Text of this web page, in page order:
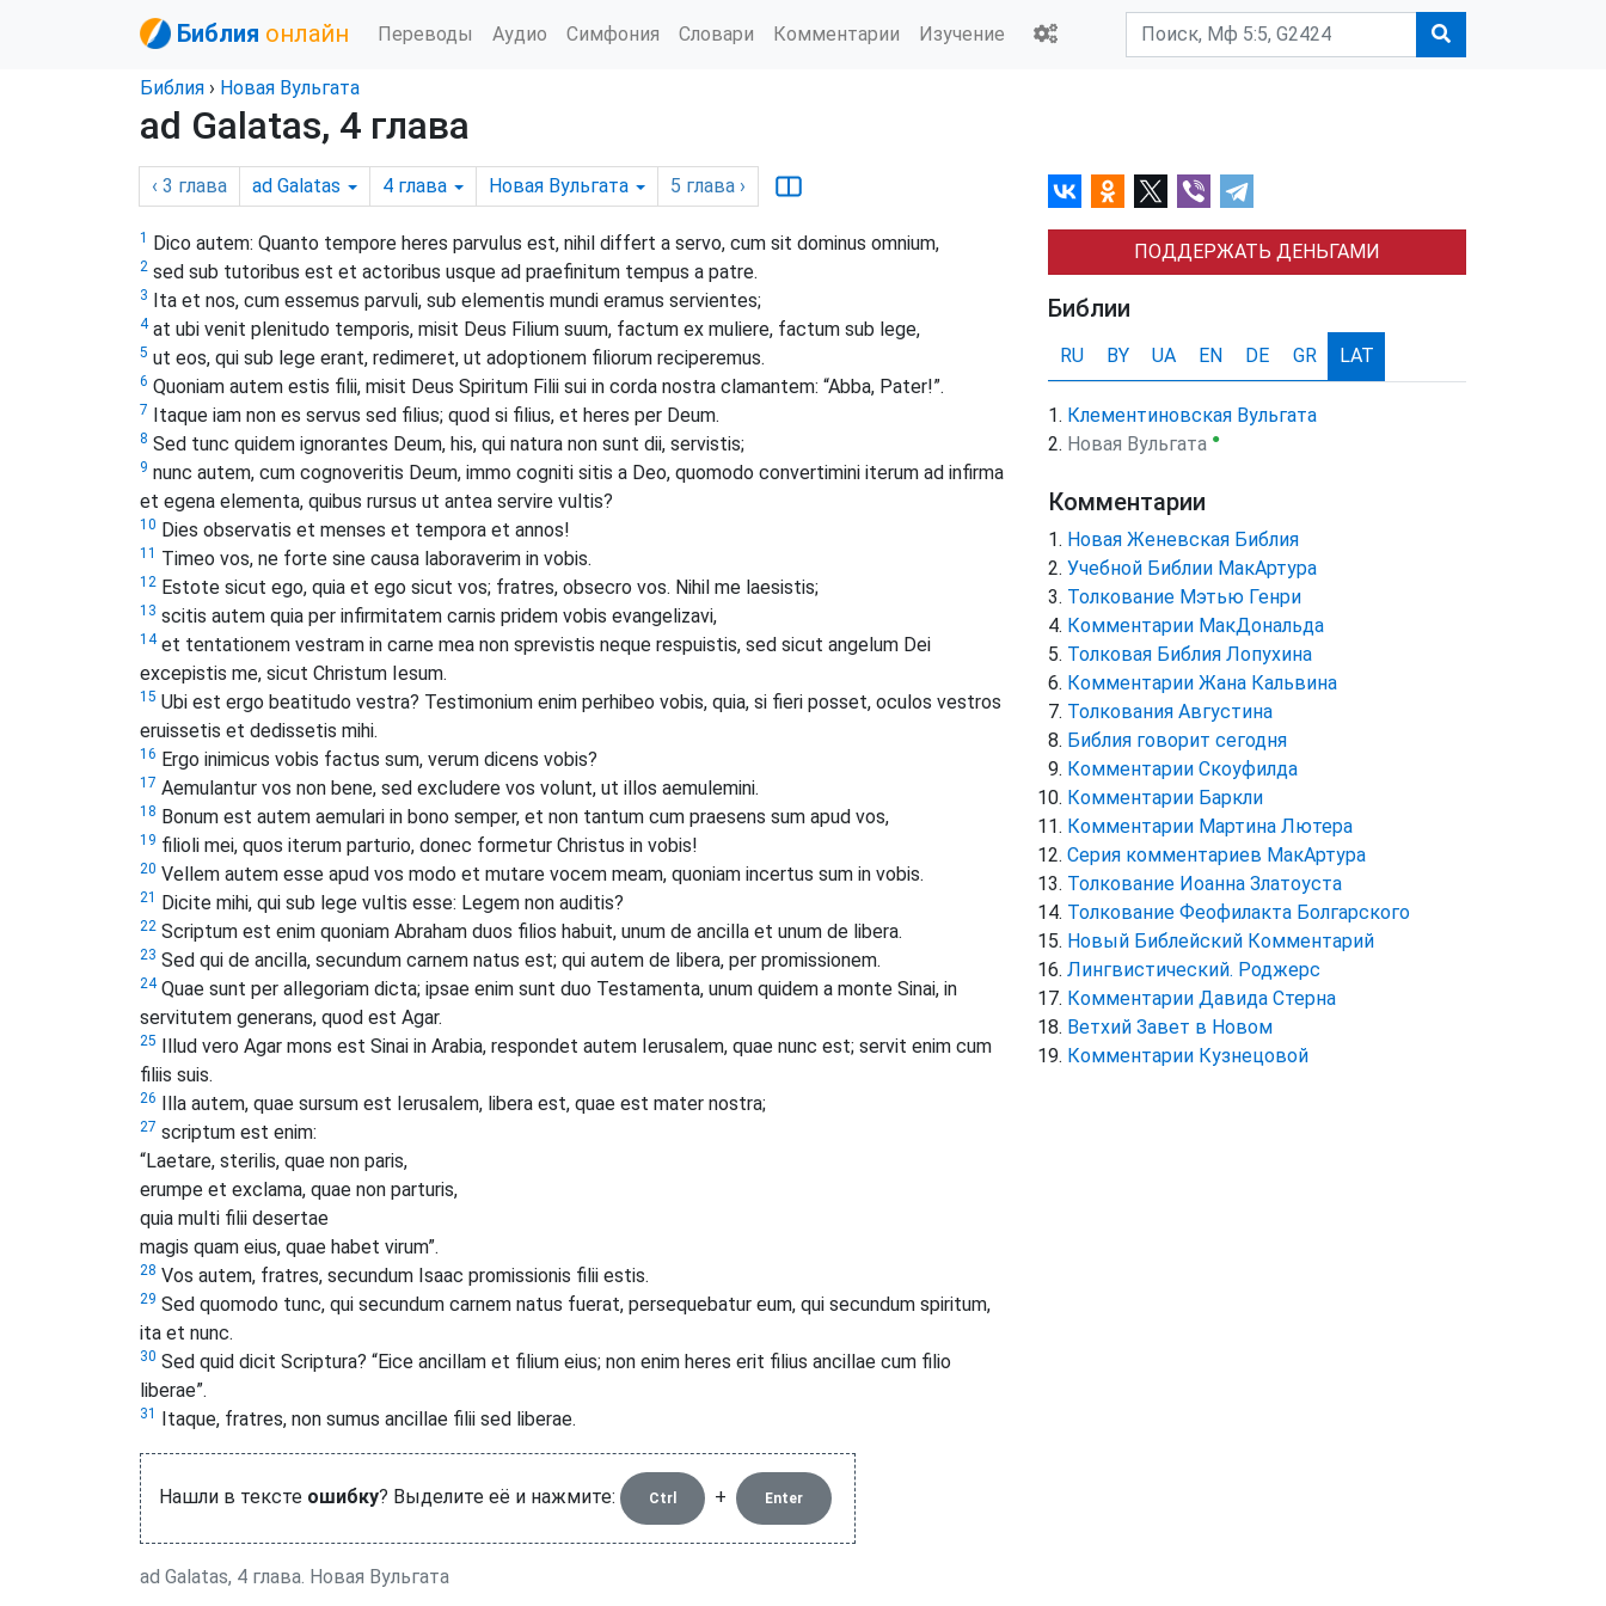
Библия онлайн Переводы Аудио Симфония Словари Комментарии Изучение
Библия › Новая Вульгата
ad Galatas, 4 глава
‹ 3 глава ad Galatas 4 глава Новая Вульгата 5 глава ›
1 Dico autem: Quanto tempore heres parvulus est, nihil differt a servo, cum sit dominus omnium,
2 sed sub tutoribus est et actoribus usque ad praefinitum tempus a patre.
3 Ita et nos, cum essemus parvuli, sub elementis mundi eramus servientes;
4at ubi venit plenitudo temporis, misit Deus Filium suum, factum ex muliere, factum sub lege,
5 ut eos, qui sub lege erant, redimeret, ut adoptionem filiorum reciperemus.
6 Quoniam autem estis filii, misit Deus Spiritum Filii sui in corda nostra clamantem: “Abba, Pater!”.
7 Itaque iam non es servus sed filius; quod si filius, et heres per Deum.
8 Sed tunc quidem ignorantes Deum, his, qui natura non sunt dii, servistis;
9 nunc autem, cum cognoveritis Deum, immo cogniti sitis a Deo, quomodo convertimini iterum ad infirma
et egena elementa, quibus rursus ut antea servire vultis?
10 Dies observatis et menses et tempora et annos!
11 Timeo vos, ne forte sine causa laboraverim in vobis.
12 Estote sicut ego, quia et ego sicut vos; fratres, obsecro vos. Nihil me laesistis;
13 scitis autem quia per infirmitatem carnis pridem vobis evangelizavi,
14et tentationem vestram in carne mea non sprevistis neque respuistis, sed sicut angelum Dei
excepistis me, sicut Christum Iesum.
15 Ubi est ergo beatitudo vestra? Testimonium enim perhibeo vobis, quia, si fieri posset, oculos vestros
eruissetis et dedissetis mihi.
16 Ergo inimicus vobis factus sum, verum dicens vobis?
17 Aemulantur vos non bene, sed excludere vos volunt, ut illos aemulemini.
18 Bonum est autem aemulari in bono semper, et non tantum cum praesens sum apud vos,
19 filioli mei, quos iterum parturio, donec formetur Christus in vobis!
20 Vellem autem esse apud vos modo et mutare vocem meam, quoniam incertus sum in vobis.
21 Dicite mihi, qui sub lege vultis esse: Legem non auditis?
22 Scriptum est enim quoniam Abraham duos filios habuit, unum de ancilla et unum de libera.
23 Sed qui de ancilla, secundum carnem natus est; qui autem de libera, per promissionem.
24Quae sunt per allegoriam dicta; ipsae enim sunt duo Testamenta, unum quidem a monte Sinai, in
servitutem generans, quod est Agar.
25 Illud vero Agar mons est Sinai in Arabia, respondet autem Ierusalem, quae nunc est; servit enim cum
filiis suis.
26 Illa autem, quae sursum est Ierusalem, libera est, quae est mater nostra;
27 scriptum est enim:
“Laetare, sterilis, quae non paris,
erumpe et exclama, quae non parturis,
quia multi filii desertae
magis quam eius, quae habet virum”.
28 Vos autem, fratres, secundum Isaac promissionis filii estis.
29 Sed quomodo tunc, qui secundum carnem natus fuerat, persequebatur eum, qui secundum spiritum,
ita et nunc.
30 Sed quid dicit Scriptura? “Eice ancillam et filium eius; non enim heres erit filius ancillae cum filio
liberae”.
31 Itaque, fratres, non sumus ancillae filii sed liberae.
Нашли в тексте ошибку? Выделите её и нажмите: Ctrl + Enter
ad Galatas, 4 глава. Новая Вульгата
ПОДДЕРЖАТЬ ДЕНЬГАМИ
Библии
RU BY UA EN DE GR LAT
Клементиновская Вульгата
Новая Вульгата ●
Комментарии
Новая Женевская Библия
Учебной Библии МакАртура
Толкование Мэтью Генри
Комментарии МакДональда
Толковая Библия Лопухина
Комментарии Жана Кальвина
Толкования Августина
Библия говорит сегодня
Комментарии Скоуфилда
Комментарии Баркли
Комментарии Мартина Лютера
Серия комментариев МакАртура
Толкование Иоанна Златоуста
Толкование Феофилакта Болгарского
Новый Библейский Комментарий
Лингвистический. Роджерс
Комментарии Давида Стерна
Ветхий Завет в Новом
Комментарии Кузнецовой